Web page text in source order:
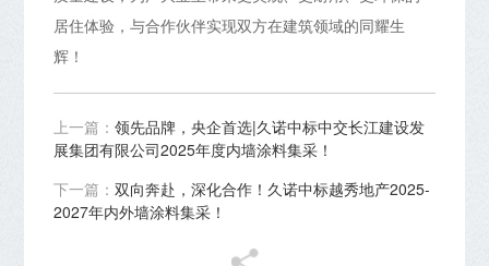
居住体验，与合作伙伴实现双方在建筑领域的同耀生
辉！
上一篇：领先品牌，央企首选|久诺中标中交长江建设发
展集团有限公司2025年度内墙涂料集采！
下一篇：双向奔赴，深化合作！久诺中标越秀地产2025-
2027年内外墙涂料集采！